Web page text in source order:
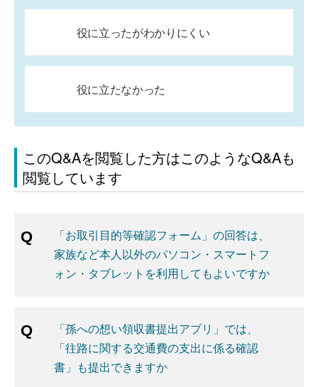
役に立ったがわかりにくい
役に立たなかった
このQ&Aを閲覧した方はこのようなQ&Aも
閲覧しています
「お取引目的等確認フォーム」の回答は、
家族など本人以外のパソコン・スマートフ
ォン・タブレットを利用してもよいですか
「孫への想い領収書提出アプリ」では、
「往路に関する交通費の支出に係る確認
書」も提出できますか